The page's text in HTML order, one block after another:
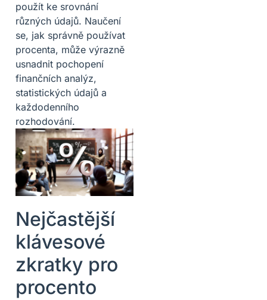
použít ke srovnání
různých údajů. Naučení
se, jak správně používat
procenta, může výrazně
usnadnit pochopení
finančních analýz,
statistických údajů a
každodenního
rozhodování.
Nejčastější
klávesové
zkratky pro
procento